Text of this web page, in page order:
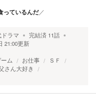
っているんだ／
ラマ 完結済 11話
21:00更新
ム お仕事
ＳＦ
さん大好き